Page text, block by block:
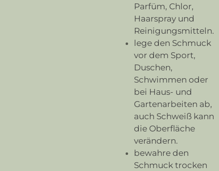
Parfüm, Chlor,
Haarspray und
Reinigungsmitteln.
lege den Schmuck
vor dem Sport,
Duschen,
Schwimmen oder
bei Haus- und
Gartenarbeiten ab,
auch Schweiß kann
die Oberfläche
verändern.
bewahre den
Schmuck trocken